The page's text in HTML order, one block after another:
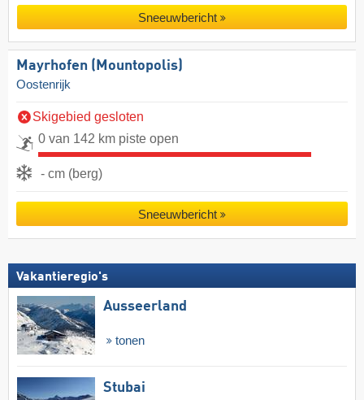
Sneeuwbericht
Mayrhofen (Mountopolis)
Oostenrijk
Skigebied gesloten
0 van 142 km piste open
- cm (berg)
Sneeuwbericht
Vakantieregio's
Ausseerland
tonen
Stubai